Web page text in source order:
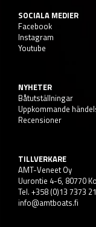
SOCIALA MEDIER
Facebook
Instagram
Youtube
NYHETER
Båtutställningar
Uppkommande
Recensioner
TILLVERKARE
AMT-Veneet Oy
Uurontie 4-6, 80770
Tel. +358 (0)13 7373
info@amtboats.fi